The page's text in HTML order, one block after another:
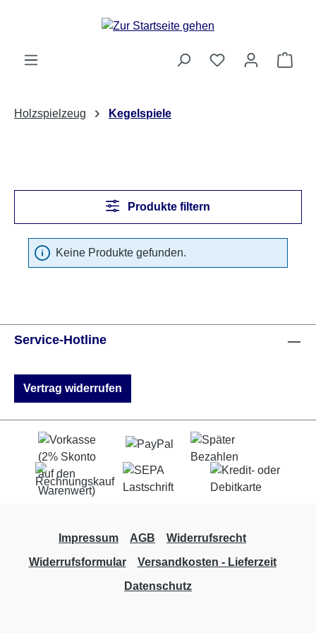
Zum Hauptinhalt springen
Holzspielzeug Kegelspiele
Produkte filtern
Keine Produkte gefunden.
Service-Hotline
Vertrag widerrufen
Impressum AGB
Widerrufsrecht
Widerrufsformular
Versandkosten - Lieferzeit
Datenschutz